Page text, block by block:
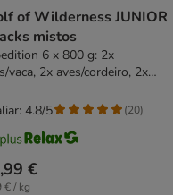
of Wilderness JUNIOR
mistos
6 x 800 g: 2x
vaca, 2x aves/cordeiro, 2x
€
€ / kg
4.8/5 (20)